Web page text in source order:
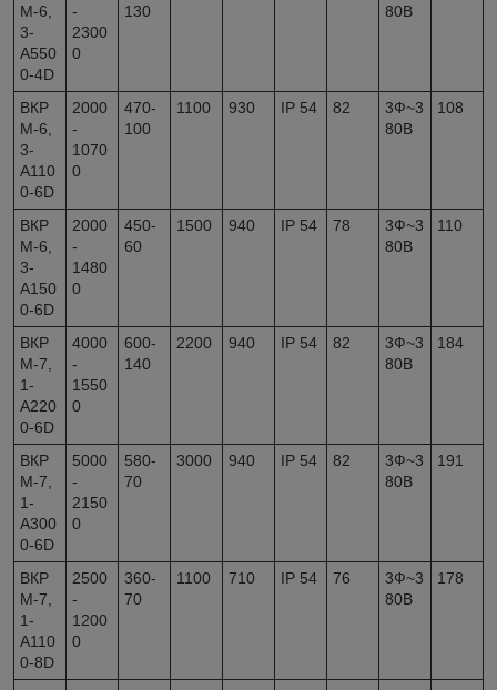
М-6,
3-
А550
0-4D
-
2300
0
130
80В
ВКР
М-6,
3-
А110
0-6D
2000
-
1070
0
470-
100
1100 930 IP 54 82
3Ф~3
80В
108
ВКР
М-6,
3-
А150
0-6D
2000
-
1480
0
450-
60
1500 940 IP 54 78
3Ф~3
80В
110
ВКР
М-7,
1-
А220
0-6D
4000
-
1550
0
600-
140
2200 940 IP 54 82
3Ф~3
80В
184
ВКР
М-7,
1-
А300
0-6D
5000
-
2150
0
580-
70
3000 940 IP 54 82
3Ф~3
80В
191
ВКР
М-7,
1-
А110
0-8D
2500
-
1200
0
360-
70
1100 710 IP 54 76
3Ф~3
80В
178